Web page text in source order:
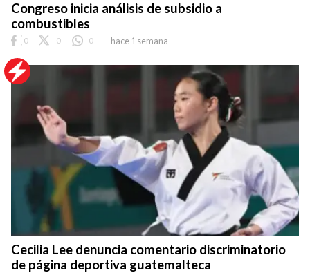
Congreso inicia análisis de subsidio a
combustibles
0 0 0 hace 1 semana
Cecilia Lee denuncia comentario discriminatorio
de página deportiva guatemalteca